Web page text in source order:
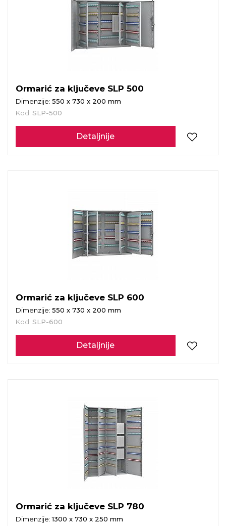
Ormarić za ključeve SLP 500
Dimenzije: 550 x 730 x 200 mm
Kod: SLP-500
Detaljnije
Ormarić za ključeve SLP 600
Dimenzije: 550 x 730 x 200 mm
Kod: SLP-600
Detaljnije
Ormarić za ključeve SLP 780
Dimenzije:1300 x 730 x 250 mm